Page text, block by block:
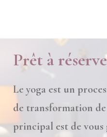
Prêt à
Le yoga est un
de transformation
principal est de